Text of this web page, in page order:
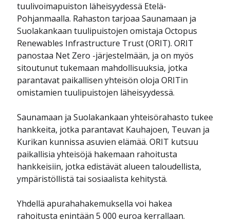
tuulivoimapuiston läheisyydessä Etelä-
Pohjanmaalla. Rahaston tarjoaa Saunamaan ja
Suolakankaan tuulipuistojen omistaja Octopus
Renewables Infrastructure Trust (ORIT). ORIT
panostaa Net Zero -järjestelmään, ja on myös
sitoutunut tukemaan mahdollisuuksia, jotka
parantavat paikallisen yhteisön oloja ORITin
omistamien tuulipuistojen läheisyydessä.
Saunamaan ja Suolakankaan yhteisörahasto tukee
hankkeita, jotka parantavat Kauhajoen, Teuvan ja
Kurikan kunnissa asuvien elämää. ORIT kutsuu
paikallisia yhteisöjä hakemaan rahoitusta
hankkeisiin, jotka edistävät alueen taloudellista,
ympäristöllistä tai sosiaalista kehitystä.
Yhdellä apurahahakemuksella voi hakea
rahoitusta enintään 5 000 euroa kerrallaan.